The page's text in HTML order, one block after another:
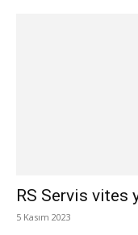
RS Servis vites
5 Kasım 2023